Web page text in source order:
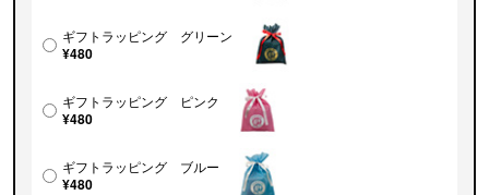
ギフトラッピング グリーン
¥480
ギフトラッピング ピンク
¥480
ギフトラッピング ブルー
¥480